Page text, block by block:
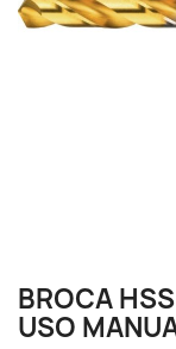
BROCA
USO